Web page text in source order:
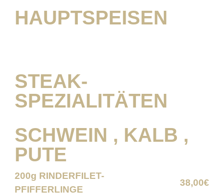
HAUPTSPEISEN
STEAK-
SPEZIALITÄTEN
SCHWEIN , KALB ,
PUTE
200g RINDERFILET-
PFIFFERLINGE
38,00€